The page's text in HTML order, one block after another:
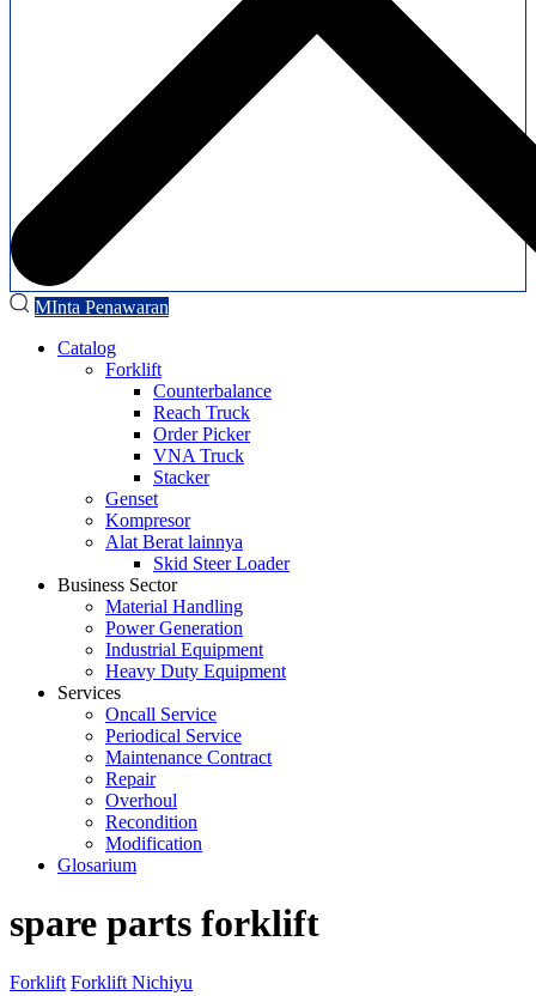
MInta Penawaran
Catalog
Forklift
Counterbalance
Reach Truck
Order Picker
VNA Truck
Stacker
Genset
Kompresor
Alat Berat lainnya
Skid Steer Loader
Business Sector
Material Handling
Power Generation
Industrial Equipment
Heavy Duty Equipment
Services
Oncall Service
Periodical Service
Maintenance Contract
Repair
Overhoul
Recondition
Modification
Glosarium
spare parts forklift
Forklift Forklift Nichiyu